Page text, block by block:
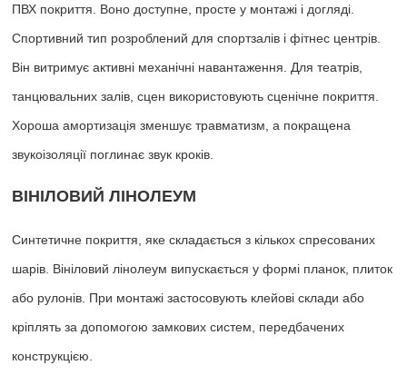
ПВХ покриття. Воно доступне, просте у монтажі і догляді.
Спортивний тип розроблений для спортзалів і фітнес центрів.
Він витримує активні механічні навантаження. Для театрів,
танцювальних залів, сцен використовують сценічне покриття.
Хороша амортизація зменшує травматизм, а покращена
звукоізоляції поглинає звук кроків.
ВІНІЛОВИЙ ЛІНОЛЕУМ
Синтетичне покриття, яке складається з кількох спресованих
шарів. Вініловий лінолеум випускається у формі планок, плиток
або рулонів. При монтажі застосовують клейові склади або
кріплять за допомогою замкових систем, передбачених
конструкцією.